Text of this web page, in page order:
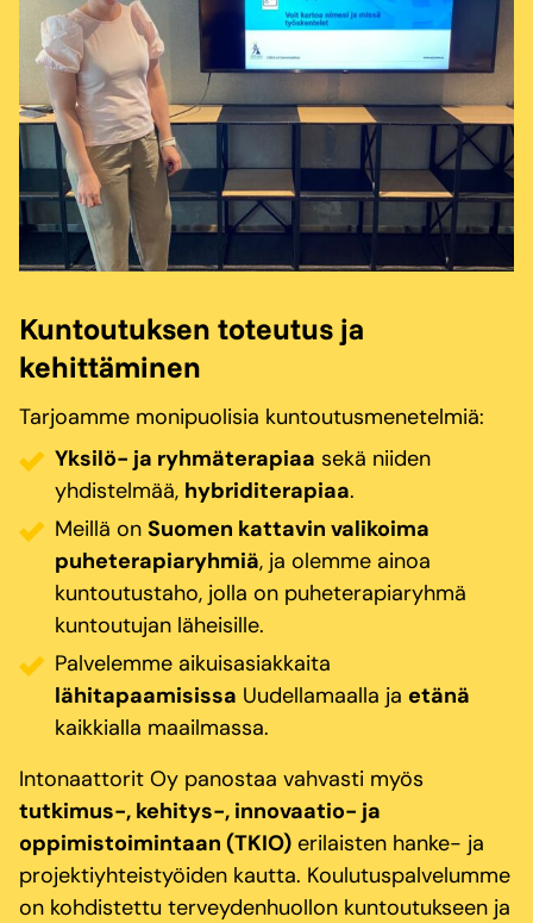
Kuntoutuksen toteutus ja
kehittäminen
Tarjoamme monipuolisia kuntoutusmenetelmiä:
Yksilö- ja ryhmäterapiaa sekä niiden
yhdistelmää, hybriditerapiaa.
Meillä on Suomen kattavin valikoima
puheterapiaryhmiä, ja olemme ainoa
kuntoutustaho, jolla on puheterapiaryhmä
kuntoutujan läheisille.
Palvelemme aikuisasiakkaita
lähitapaamisissa Uudellamaalla ja etänä
kaikkialla maailmassa.
Intonaattorit Oy panostaa vahvasti myös
tutkimus-, kehitys-, innovaatio- ja
oppimistoimintaan (TKIO) erilaisten hanke- ja
projektiyhteistyöiden kautta. Koulutuspalvelumme
on kohdistettu terveydenhuollon kuntoutukseen ja